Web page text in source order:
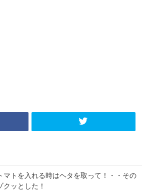
マトを入れる時はヘタを取って！・・その
クッとした！